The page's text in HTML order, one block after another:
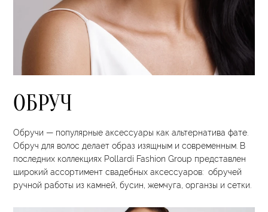
ОБРУЧ
Обручи — популярные аксессуары как альтернатива фате.
Обруч для волос делает образ изящным и современным. В
последних коллекциях Pollardi Fashion Group представлен
широкий ассортимент свадебных аксессуаров: обручей
ручной работы из камней, бусин, жемчуга, органзы и сетки.